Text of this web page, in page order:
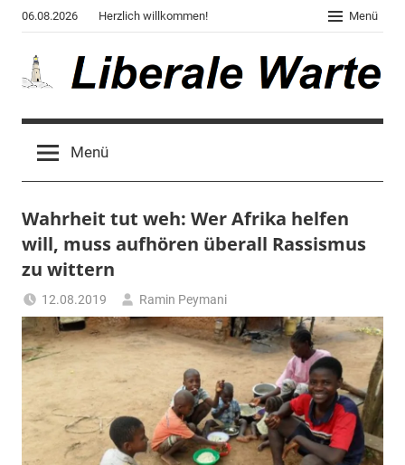
Zum
Inhalt
springen
06.08.2026 Herzlich willkommen! Menü
Liberale
Warte
des
"Corona,
Klima,
Gendergaga",
"Weltchaos",
"Chronik
des
Untergangs",
"Hexenjagd",
Grauen"
Menü
Wahrheit tut weh: Wer Afrika helfen
will, muss aufhören überall Rassismus
zu wittern
12.08.2019
Ramin Peymani
Tagesthema